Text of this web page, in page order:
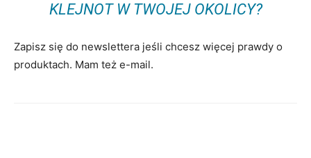
KLEJNOT W TWOJEJ OKOLICY?
Zapisz się do newslettera jeśli chcesz więcej prawdy o
produktach. Mam też e-mail.